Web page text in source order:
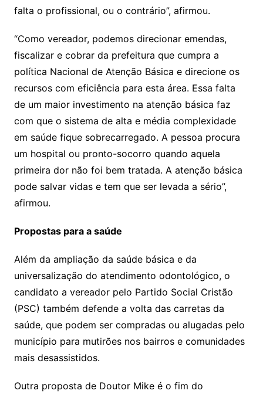
falta o profissional, ou o contrário”, afirmou.
“Como vereador, podemos direcionar emendas,
fiscalizar e cobrar da prefeitura que cumpra a
política Nacional de Atenção Básica e direcione os
recursos com eficiência para esta área. Essa falta
de um maior investimento na atenção básica faz
com que o sistema de alta e média complexidade
em saúde fique sobrecarregado. A pessoa procura
um hospital ou pronto-socorro quando aquela
primeira dor não foi bem tratada. A atenção básica
pode salvar vidas e tem que ser levada a sério”,
afirmou.
Propostas para a saúde
Além da ampliação da saúde básica e da
universalização do atendimento odontológico, o
candidato a vereador pelo Partido Social Cristão
(PSC) também defende a volta das carretas da
saúde, que podem ser compradas ou alugadas pelo
município para mutirões nos bairros e comunidades
mais desassistidos.
Outra proposta de Doutor Mike é o fim do